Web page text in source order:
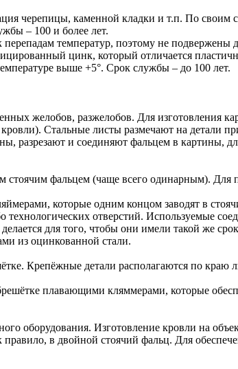
черепицы, каменной кладки и т.п. По своим
– 100 и более лет.
температур, поэтому не подвержены
цинк, который отличается
выше +5°. Срок службы – до 100 лет.
желобов, разжелобов. Для изготовления
Стальные листы размечают на детали
разрезают и соединяют фальцем в картины,
фальцем (чаще всего одинарным). Для
которые одним концом заводят в
отверстий. Используемые
для того, чтобы они имели такой же
из оцинкованной стали.
Крепёжные детали располагаются по краю
плавающими кляммерами, которые
оборудования. Изготовление кровли на
в двойной стоячий фальц. Для